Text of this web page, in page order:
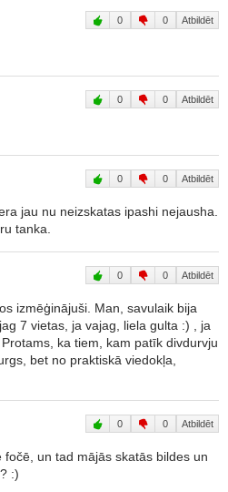
0 0 Atbildēt
0 0 Atbildēt
0 0 Atbildēt
jau nu neizskatas ipashi nejausha.
tanka.
0 0 Atbildēt
izmēģinājuši. Man, savulaik bija
7 vietas, ja vajag, liela gulta :) , ja
ka tiem, kam patīk divdurvju
bet no praktiskā viedokļa,
0 0 Atbildēt
un tad mājās skatās bildes un
:)